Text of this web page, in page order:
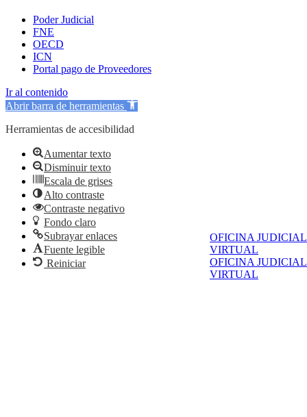
OFICINA JUDICIAL
VIRTUAL
OFICINA JUDICIAL
VIRTUAL
Poder Judicial
FNE
OECD
ICN
Portal pago de Proveedores
Ir al contenido
Abrir barra de herramientas
Herramientas de accesibilidad
Aumentar texto
Disminuir texto
Escala de grises
Alto contraste
Contraste negativo
Fondo claro
Subrayar enlaces
Fuente legible
Reiniciar